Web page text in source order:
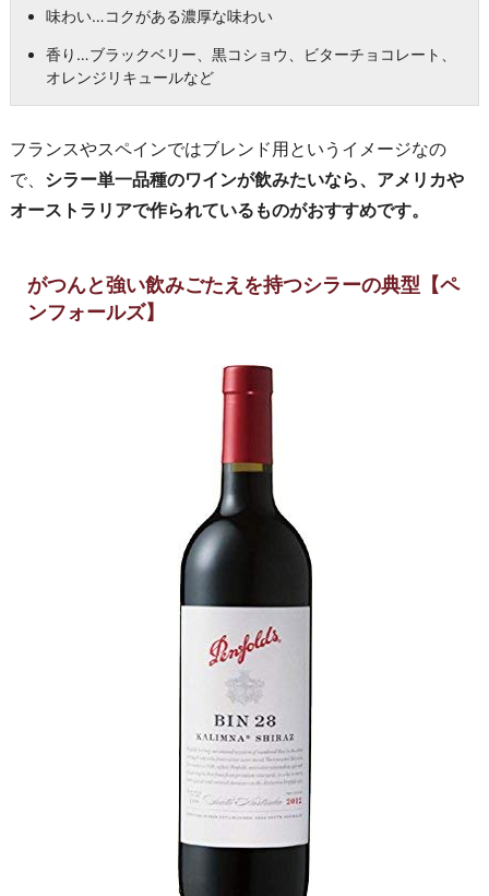
味わい…コクがある濃厚な味わい
香り…ブラックベリー、黒コショウ、ビターチョコレート、
オレンジリキュールなど
フランスやスペインではブレンド用というイメージなの
で、 シラー単一品種のワインが飲みたいなら、アメリカや
オーストラリアで作られているものがおすすめです。
がつんと強い飲みごたえを持つシラーの典型【ペ
ンフォールズ】